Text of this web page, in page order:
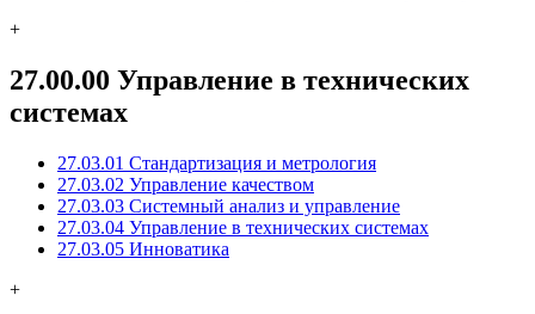
+
27.00.00 Управление в технических
системах
27.03.01 Стандартизация и метрология
27.03.02 Управление качеством
27.03.03 Системный анализ и управление
27.03.04 Управление в технических системах
27.03.05 Инноватика
+